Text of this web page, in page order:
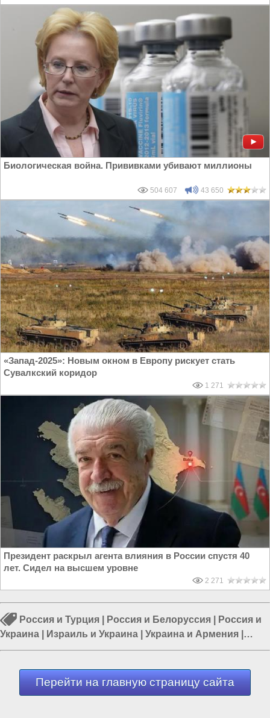
Биологическая война. Прививками убивают миллионы
504 607 43 650
«Запад-2025»: Новым окном в Европу рискует стать
Сувалкский коридор
1 271
Президент раскрыл агента влияния в России спустя 40
лет. Сидел на высшем уровне
2 271
Россия и Турция Россия и Белоруссия
Россия и
Украина
Израиль и Украина Украина и Армения
Украина и НАТО|Россия и Евразия
Перейти на главную страницу сайта